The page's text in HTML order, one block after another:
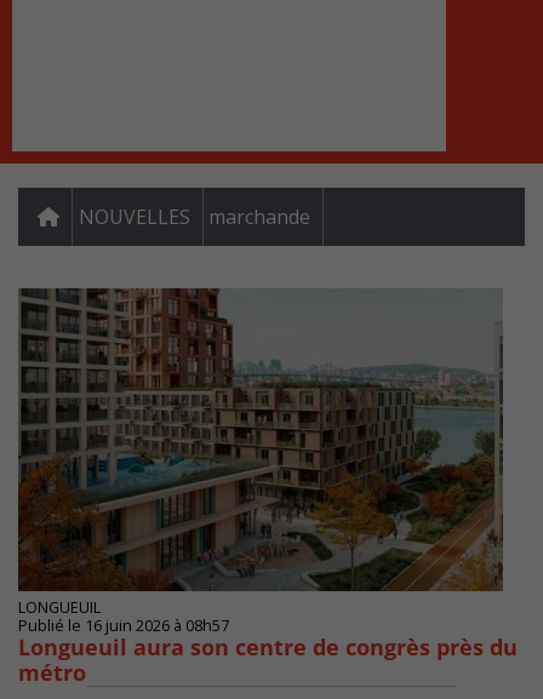
NOUVELLES marchande
LONGUEUIL
Publié le 16 juin 2026 à 08h57
Longueuil aura son centre de congrès près du
métro